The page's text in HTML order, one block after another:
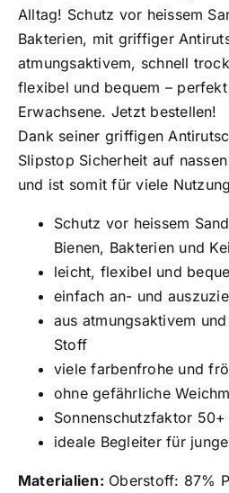
Alltag! Schutz vor heissem
Bakterien, mit griffiger
atmungsaktivem, schnell
flexibel und bequem –
Erwachsene. Jetzt bestellen!
Dank seiner griffigen
Slipstop Sicherheit auf
und ist somit für viele
Schutz vor heissem
Bienen, Bakterien und
leicht, flexibel und
einfach an- und
aus atmungsaktivem
Stoff
viele farbenfrohe und
ohne gefährliche
Sonnenschutzfaktor 50+
ideale Begleiter für
Materialien: Oberstoff: 87%